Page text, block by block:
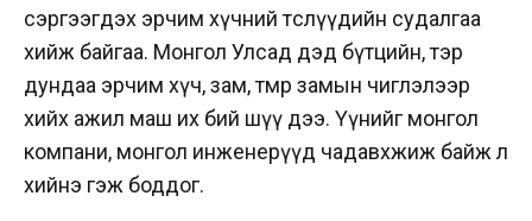
сэргээгдэх эрчим хүчний төслүүдийн судалгаа
хийж байгаа. Монгол Улсад дэд бүтцийн, тэр
дундаа эрчим хүч, зам, төмөр замын чиглэлээр
хийх ажил маш их бий шүү дээ. Үүнийг монгол
компани, монгол инженерүүд чадавхжиж байж л
хийнэ гэж боддог.